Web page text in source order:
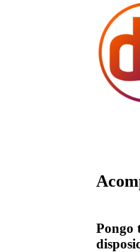
Pongo